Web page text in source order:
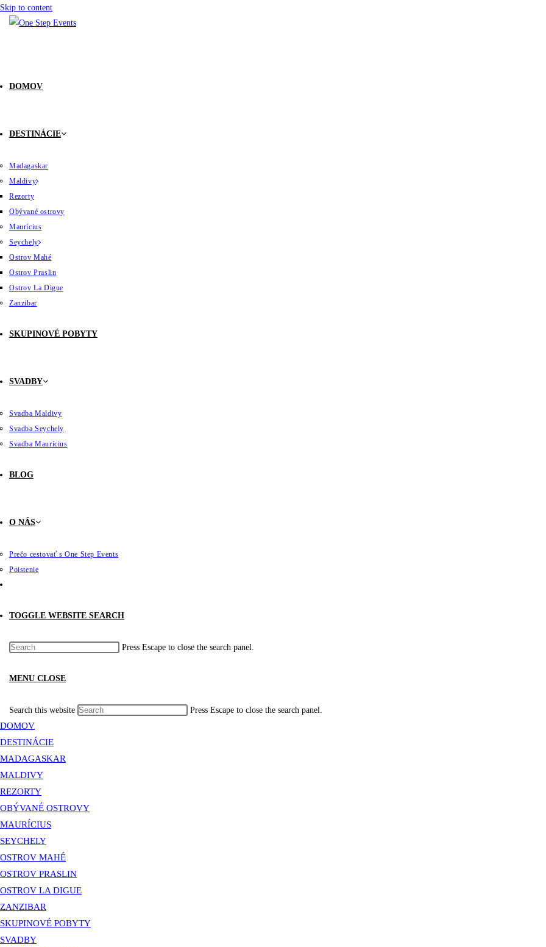
Skip to content
DOMOV
DESTINÁCIE
Madagaskar
Maldivy
Rezorty
Obývané ostrovy
Maurícius
Seychely
Ostrov Mahé
Ostrov Praslin
Ostrov La Digue
Zanzibar
SKUPINOVÉ POBYTY
SVADBY
Svadba Maldivy
Svadba Seychely
Svadba Maurícius
BLOG
O NÁS
Prečo cestovať s One Step Events
Poistenie
TOGGLE WEBSITE SEARCH
Press Escape to close the search panel.
MENU CLOSE
Search this website Press Escape to close the search panel.
DOMOV
DESTINÁCIE
MADAGASKAR
MALDIVY
REZORTY
OBÝVANÉ OSTROVY
MAURÍCIUS
SEYCHELY
OSTROV MAHÉ
OSTROV PRASLIN
OSTROV LA DIGUE
ZANZIBAR
SKUPINOVÉ POBYTY
SVADBY